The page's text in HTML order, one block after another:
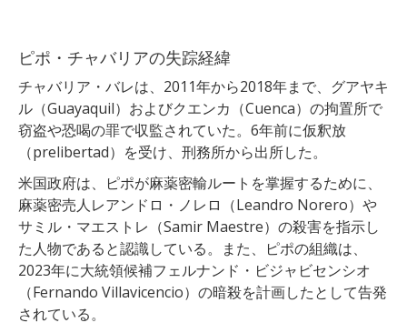
ピポ・チャバリアの失踪経緯
チャバリア・バレは、2011年から2018年まで、グアヤキ
ル（Guayaquil）およびクエンカ（Cuenca）の拘置所で
窃盗や恐喝の罪で収監されていた。6年前に仮釈放
（prelibertad）を受け、刑務所から出所した。
米国政府は、ピポが麻薬密輸ルートを掌握するために、
麻薬密売人レアンドロ・ノレロ（Leandro Norero）や
サミル・マエストレ（Samir Maestre）の殺害を指示し
た人物であると認識している。また、ピポの組織は、
2023年に大統領候補フェルナンド・ビジャビセンシオ
（Fernando Villavicencio）の暗殺を計画したとして告発
されている。